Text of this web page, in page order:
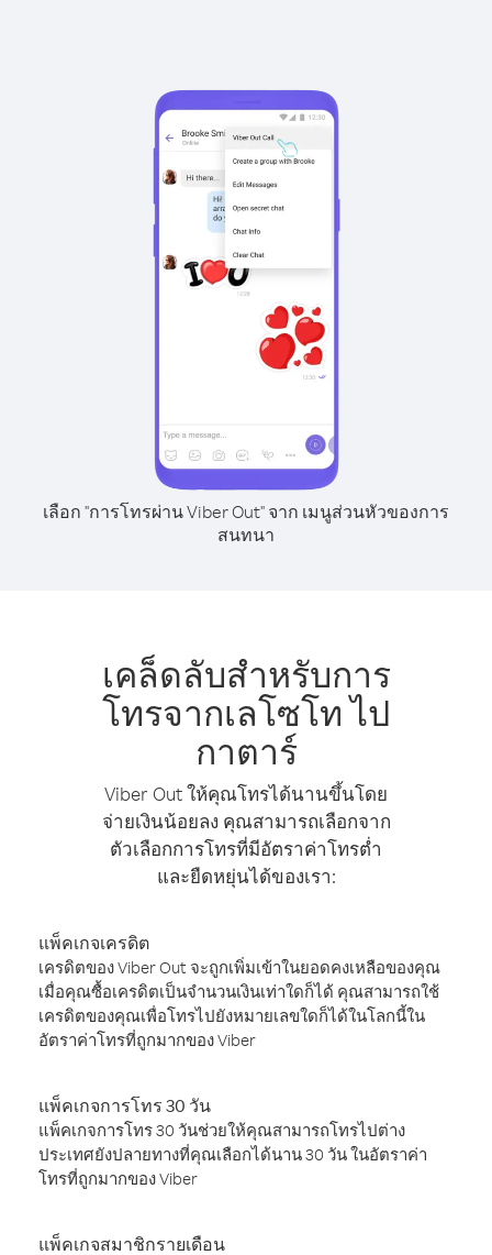
เลือก "การโทรผ่าน Viber Out" จาก เมนูส่วนหัวของการ
สนทนา
เคล็ดลับสำหรับการ
โทรจากเลโซโท ไป
กาตาร์
Viber Out ให้คุณโทรได้นานขึ้นโดย
จ่ายเงินน้อยลง คุณสามารถเลือกจาก
ตัวเลือกการโทรที่มีอัตราค่าโทรต่ำ
และยืดหยุ่นได้ของเรา:
แพ็คเกจเครดิต
เครดิตของ Viber Out จะถูกเพิ่มเข้าในยอดคงเหลือของคุณ
เมื่อคุณซื้อเครดิตเป็นจำนวนเงินเท่าใดก็ได้ คุณสามารถใช้
เครดิตของคุณเพื่อโทรไปยังหมายเลขใดก็ได้ในโลกนี้ใน
อัตราค่าโทรที่ถูกมากของ Viber
แพ็คเกจการโทร 30 วัน
แพ็คเกจการโทร 30 วันช่วยให้คุณสามารถโทรไปต่าง
ประเทศยังปลายทางที่คุณเลือกได้นาน 30 วัน ในอัตราค่า
โทรที่ถูกมากของ Viber
แพ็คเกจสมาชิกรายเดือน